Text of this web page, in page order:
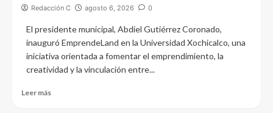
Redacción C agosto 6, 2026 0
El presidente municipal, Abdiel Gutiérrez Coronado,
inauguró EmprendeLand en la Universidad Xochicalco, una
iniciativa orientada a fomentar el emprendimiento, la
creatividad y la vinculación entre...
Leer más